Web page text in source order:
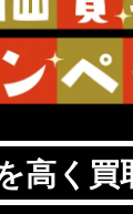
高く買